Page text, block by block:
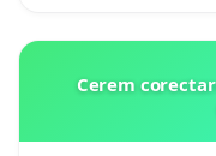
Cerem